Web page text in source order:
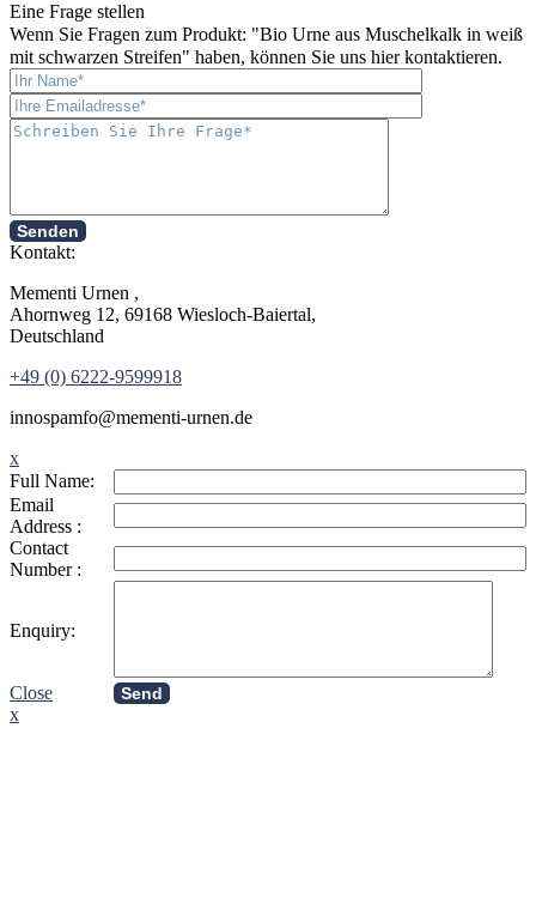
Eine Frage stellen
Wenn Sie Fragen zum Produkt: "Bio Urne aus Muschelkalk in weiß
mit schwarzen Streifen" haben, können Sie uns hier kontaktieren.
Senden
Kontakt:
Mementi Urnen ,
Ahornweg 12, 69168 Wiesloch-Baiertal,
Deutschland
+49 (0) 6222-9599918
innospamfo@mementi-urnen.de
x
Full Name:
Email
Address :
Contact
Number :
Enquiry:
Close Send
x